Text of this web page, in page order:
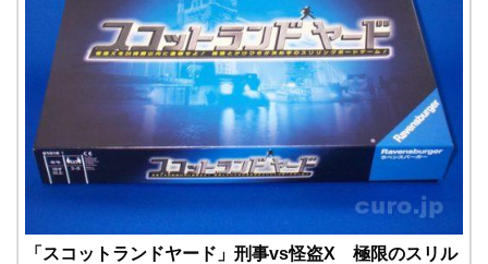
「スコットランドヤード」刑事vs怪盗X 極限のスリル